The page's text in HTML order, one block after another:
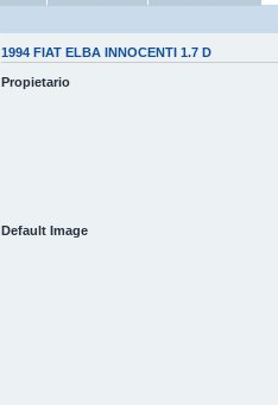
1994 FIAT ELBA INNOCENTI 1.7 D
Propietario
Default Image